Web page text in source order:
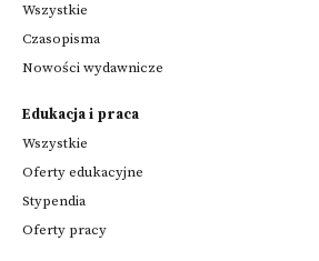
Wszystkie
Czasopisma
Nowości wydawnicze
Edukacja i praca
Wszystkie
Oferty edukacyjne
Stypendia
Oferty pracy